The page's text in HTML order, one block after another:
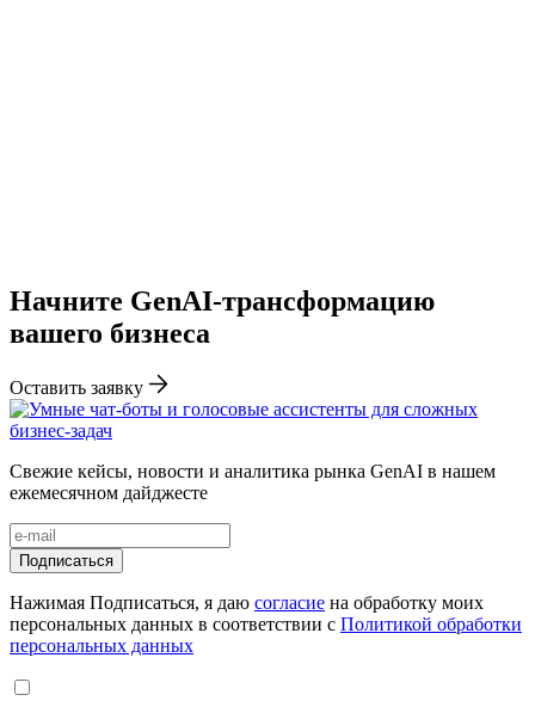
Начните GenAI-трансформацию
вашего бизнеса
Оставить заявку
Свежие кейсы, новости и аналитика рынка GenAI в нашем
ежемесячном дайджесте
Подписаться
Нажимая Подписаться, я даю согласие на обработку моих
персональных данных в соответствии с Политикой обработки
персональных данных